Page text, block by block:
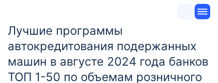
Лучшие программы
автокредитования подержанных
машин в августе 2024 года банков
ТОП 1-50 по объемам розничного